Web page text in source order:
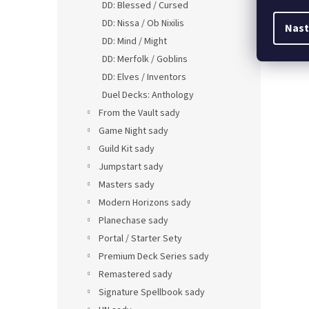
DD: Blessed / Cursed
DD: Nissa / Ob Nixilis
DD: Mind / Might
DD: Merfolk / Goblins
DD: Elves / Inventors
Duel Decks: Anthology
From the Vault sady
Game Night sady
Guild Kit sady
Jumpstart sady
Masters sady
Modern Horizons sady
Planechase sady
Portal / Starter Sety
Premium Deck Series sady
Remastered sady
Signature Spellbook sady